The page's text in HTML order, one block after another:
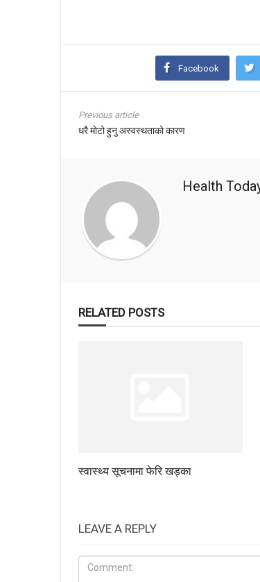
Facebook
Previous article
धरै मोटो हुनु अस्वस्थताको कारण
Health
RELATED POSTS
स्वास्थ्य सूचनामा फेरि खड्का
LEAVE A REPLY